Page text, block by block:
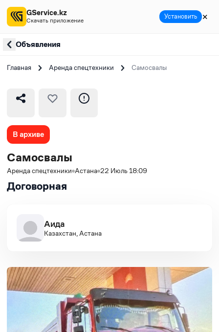
Объявления
Главная Аренда спецтехники Самосвалы
В архиве
Самосвалы
Аренда спецтехники Астана 22 Июль 18:09
Договорная
Аида
Казахстан, Астана
GService.kz
Скачать приложение Установить ✕